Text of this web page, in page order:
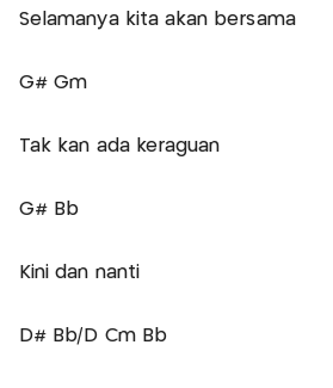
Selamanya kita akan bersama
G# Gm
Tak kan ada keraguan
G# Bb
Kini dan nanti
D# Bb/D Cm Bb